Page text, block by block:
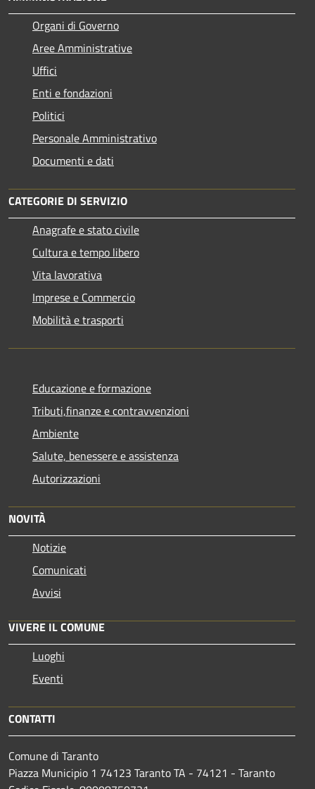
Organi di Governo
Aree Amministrative
Uffici
Enti e fondazioni
Politici
Personale Amministrativo
Documenti e dati
CATEGORIE DI SERVIZIO
Anagrafe e stato civile
Cultura e tempo libero
Vita lavorativa
Imprese e Commercio
Mobilità e trasporti
Educazione e formazione
Tributi,finanze e contravvenzioni
Ambiente
Salute, benessere e assistenza
Autorizzazioni
NOVITÀ
Notizie
Comunicati
Avvisi
VIVERE IL COMUNE
Luoghi
Eventi
CONTATTI
Comune di Taranto
Piazza Municipio 1 74123 Taranto TA - 74121 - Taranto